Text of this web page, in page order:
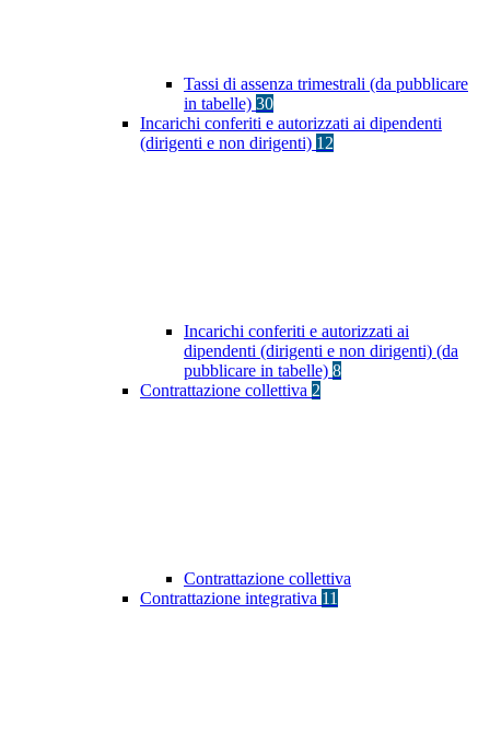
Tassi di assenza trimestrali (da pubblicare
in tabelle) 30
Incarichi conferiti e autorizzati ai dipendenti
(dirigenti e non dirigenti) 12
Incarichi conferiti e autorizzati ai
dipendenti (dirigenti e non dirigenti) (da
pubblicare in tabelle) 8
Contrattazione collettiva 2
Contrattazione collettiva
Contrattazione integrativa 11